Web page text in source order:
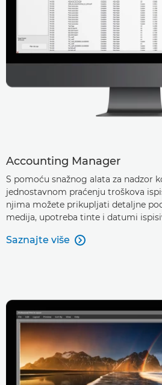
Accounting Manager
S pomoću snažnog alata za nadzor
jednostavnom praćenju troškova
njima možete prikupljati detaljne
medija, upotreba tinte i datumi
Saznajte više 